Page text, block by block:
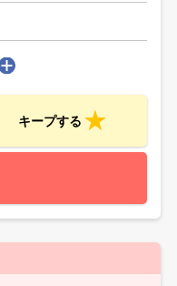
キープする